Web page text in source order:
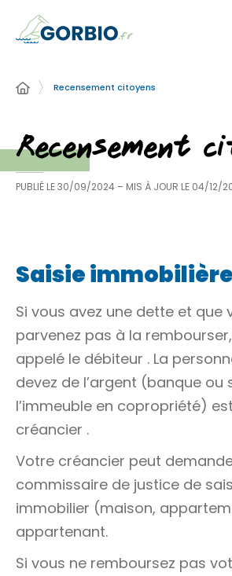
Recensement citoyens
Recensement
PUBLIÉ LE30/09/2024 – MIS À JOUR LE 04/12/
Saisie immobilière
Si vous avez une dette et que
parvenez pas à la
appelé le débiteur . La
devez de l’argent (banque ou
l’immeuble en copropriété)
créancier .
Votre créancier peut
commissaire de justice de
immobilier (maison,
appartenant.
Si vous ne remboursez pas